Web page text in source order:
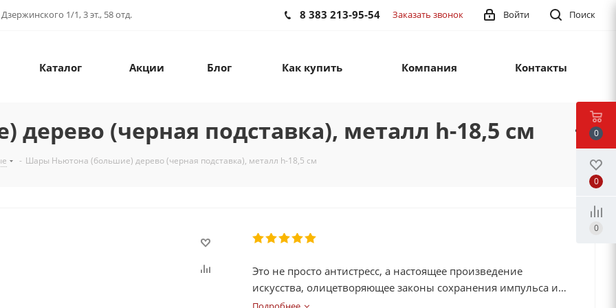
1/1, 3 эт., 58 отд. Поиск
Войти
8 383 213-95-54 Заказать звонок
Каталог Акции Блог Как купить Компания Контакты
(черная подставка), металл h-18,5 см
- Шары Ньютона (большие) дерево (черная подставка), металл h-18,5 см
Это не просто антистресс, а настоящее произведение
искусства, олицетворяющее законы сохранения импульса и
энергии.
0
0
0